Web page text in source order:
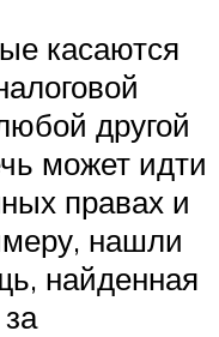
касаются
другой
может идти
правах и
нашли
найденная